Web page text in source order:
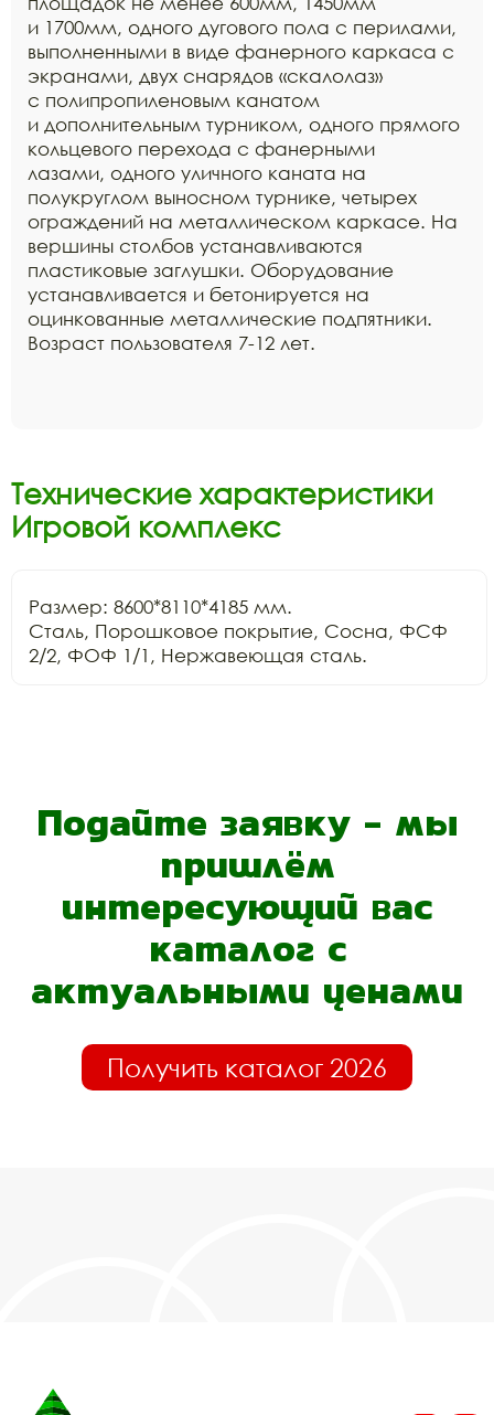
и 1700мм, одного дугового пола с перилами,
выполненными в виде фанерного каркаса с
экранами, двух снарядов «скалолаз»
с полипропиленовым канатом
и дополнительным турником, одного прямого
кольцевого перехода с фанерными
лазами, одного уличного каната на
полукруглом выносном турнике, четырех
ограждений на металлическом каркасе. На
вершины столбов устанавливаются
пластиковые заглушки. Оборудование
устанавливается и бетонируется на
оцинкованные металлические подпятники.
Возраст пользователя 7-12 лет.
Технические характеристики
Игровой комплекс
Размер: 8600*8110*4185 мм.
Сталь, Порошковое покрытие, Сосна, ФСФ
2/2, ФОФ 1/1, Нержавеющая сталь.
Подайте заявку - мы
пришлём
интересующий вас
каталог с
актуальными ценами
Получить каталог 2026